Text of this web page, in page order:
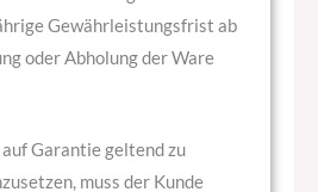
Gewährleistungsfrist ab
oder Abholung der Ware
Garantie geltend zu
muss der Kunde